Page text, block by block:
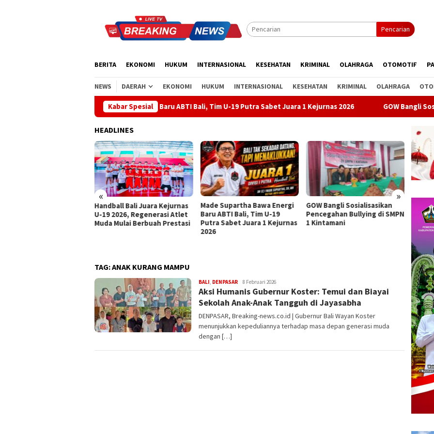
Pencarian
BERITA EKONOMI HUKUM INTERNASIONAL KESEHATAN KRIMINAL OLAHRAGA OTOMOTIF
NEWS DAERAH EKONOMI HUKUM INTERNASIONAL KESEHATAN KRIMINAL OLAHRAGA
Kabar Spesial
Made Supartha Bawa Energi Baru ABTI Bali, Tim U-19 Putra Sabet Juara 1 Kejurnas 2026 GOW Bangli Sosialisasikan
HEADLINES
« »
Made Supartha Bawa Energi
Baru ABTI Bali, Tim U-19
Putra Sabet Juara 1 Kejurnas
GOW Bangli Sosialisasikan
Pencegahan Bullying di SMPN
1 Kintamani
Gerakan Langit Biru
Demokrat di Pantai
Lembeng, 250 Kader Aksi
TAG:ANAK KURANG MAMPU
BALI, DENPASAR admin
8 Februari 2026
Aksi Humanis Gubernur Koster: Temui dan Biayai
Sekolah Anak-Anak Tangguh di Jayasabha
DENPASAR, Breaking-news.co.id | Gubernur Bali Wayan Koster
menunjukkan kepeduliannya terhadap masa depan generasi muda
dengan […]